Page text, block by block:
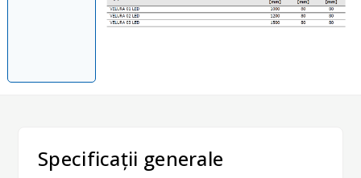
Specificații generale